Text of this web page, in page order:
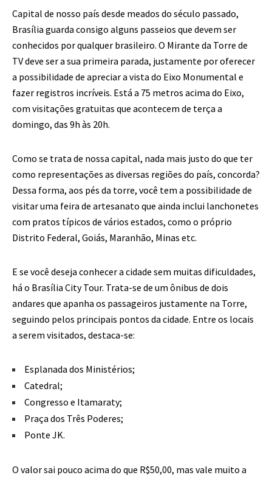
Capital de nosso país desde meados do século passado,
Brasília guarda consigo alguns passeios que devem ser
conhecidos por qualquer brasileiro. O Mirante da Torre de
TV deve ser a sua primeira parada, justamente por oferecer
a possibilidade de apreciar a vista do Eixo Monumental e
fazer registros incríveis. Está a 75 metros acima do Eixo,
com visitações gratuitas que acontecem de terça a
domingo, das 9h às 20h.
Como se trata de nossa capital, nada mais justo do que ter
como representações as diversas regiões do país, concorda?
Dessa forma, aos pés da torre, você tem a possibilidade de
visitar uma feira de artesanato que ainda inclui lanchonetes
com pratos típicos de vários estados, como o próprio
Distrito Federal, Goiás, Maranhão, Minas etc.
E se você deseja conhecer a cidade sem muitas dificuldades,
há o Brasília City Tour. Trata-se de um ônibus de dois
andares que apanha os passageiros justamente na Torre,
seguindo pelos principais pontos da cidade. Entre os locais
a serem visitados, destaca-se:
Esplanada dos Ministérios;
Catedral;
Congresso e Itamaraty;
Praça dos Três Poderes;
Ponte JK.
O valor sai pouco acima do que R$50,00, mas vale muito a